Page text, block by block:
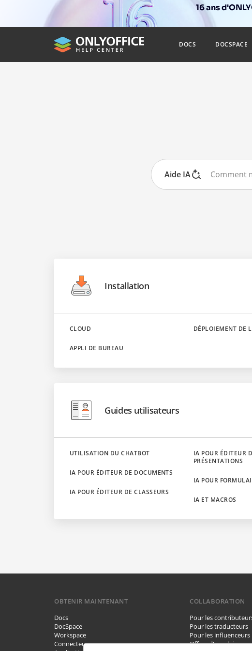
16 ans
DOCS DOCSPACE
Aide IA
Installation
CLOUD
APPLI DE BUREAU
DÉPLOIEMENT DE
Guides utilisateurs
UTILISATION DU CHATBOT
IA POUR ÉDITEUR DE DOCUMENTS
IA POUR ÉDITEUR DE CLASSEURS
IA POUR ÉDITEUR
PRÉSENTATIONS
IA POUR
IA ET MACROS
OBTENIR MAINTENANT
Docs
DocSpace
Workspace
Connecteurs
COLLABORATION
Pour les
Pour les traducteurs
Pour les influenceurs
Offres d'emploi